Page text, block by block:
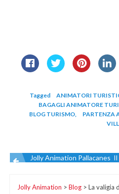
Tagged ANIMATORI
BAGAGLI ANIMATORE
BLOG TURISMO
PARTENZA
Jolly Animation Il
Jolly Animation > Blog > La valigia